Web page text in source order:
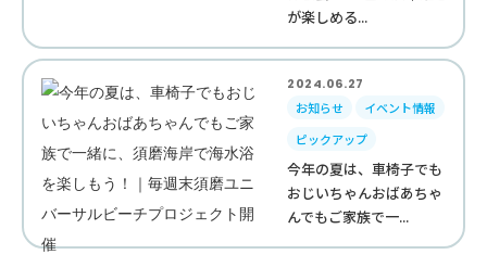
が楽しめる...
2024.06.27
お知らせ
イベント情報
ピックアップ
今年の夏は、車椅子でも
おじいちゃんおばあちゃ
んでもご家族で一...